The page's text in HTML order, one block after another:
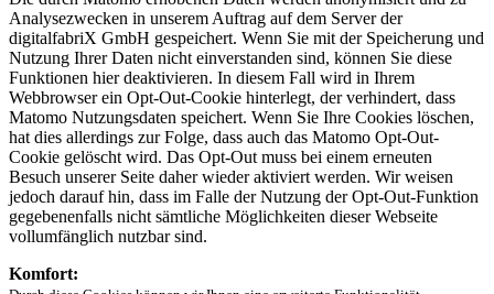
Analysezwecken in unserem Auftrag auf dem Server der
digitalfabriX GmbH gespeichert. Wenn Sie mit der Speicherung und
Nutzung Ihrer Daten nicht einverstanden sind, können Sie diese
Funktionen hier deaktivieren. In diesem Fall wird in Ihrem
Webbrowser ein Opt-Out-Cookie hinterlegt, der verhindert, dass
Matomo Nutzungsdaten speichert. Wenn Sie Ihre Cookies löschen,
hat dies allerdings zur Folge, dass auch das Matomo Opt-Out-
Cookie gelöscht wird. Das Opt-Out muss bei einem erneuten
Besuch unserer Seite daher wieder aktiviert werden. Wir weisen
jedoch darauf hin, dass im Falle der Nutzung der Opt-Out-Funktion
gegebenenfalls nicht sämtliche Möglichkeiten dieser Webseite
vollumfänglich nutzbar sind.
Komfort: